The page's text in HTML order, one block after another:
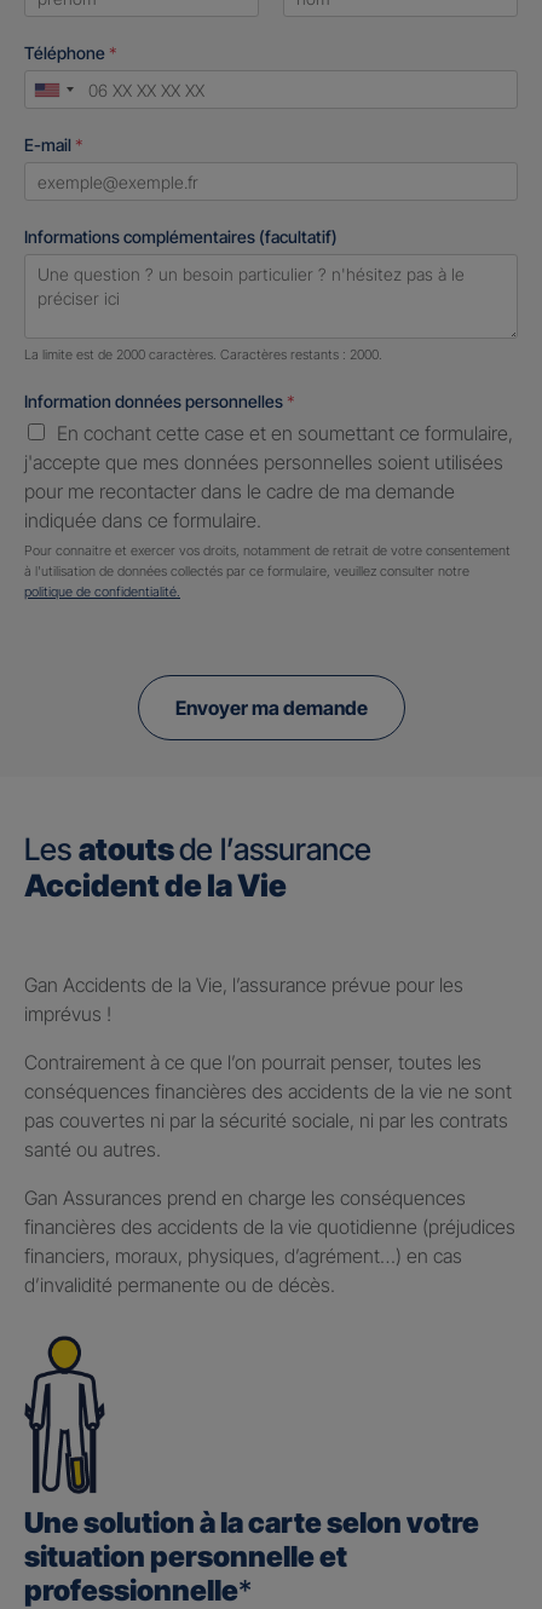
Téléphone *
United
+1
E-mail *
Informations complémentaires (facultatif)
Nombre de caractères restants :2000 caractères restants
La limite est de 2000 caractères. Caractères restants : 2000.
Information données personnelles *
En cochant cette case et en soumettant ce formulaire,
j'accepte que mes données personnelles soient utilisées
pour me recontacter dans le cadre de ma demande
indiquée dans ce formulaire.
Pour connaitre et exercer vos droits, notamment de retrait de votre consentement
à l'utilisation de données collectés par ce formulaire, veuillez consulter notre
politique de confidentialité.
Envoyer ma demande
Les atoutsde l’assurance
Accident de la Vie
Gan Accidents de la Vie, l’assurance prévue pour les
imprévus !
Contrairement à ce que l’on pourrait penser, toutes les
conséquences financières des accidents de la vie ne sont
pas couvertes ni par la sécurité sociale, ni par les contrats
santé ou autres.
Gan Assurances prend en charge les conséquences
financières des accidents de la vie quotidienne (préjudices
financiers, moraux, physiques, d’agrément…) en cas
d’invalidité permanente ou de décès.
Une solution à la carte selon votre
situation personnelle et
professionnelle*